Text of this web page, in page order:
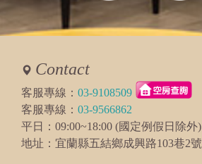
Contact
客服專線： 03-9108509
客服專線： 03-9566862
平日：09:00~18:00 (國定例假日除外)
地址：宜蘭縣五結鄉成興路103巷2號